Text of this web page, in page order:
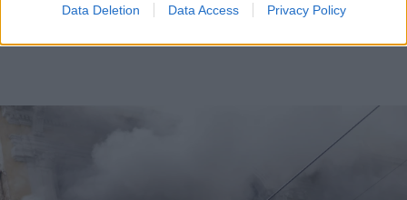
Data Deletion Data Access Privacy Policy